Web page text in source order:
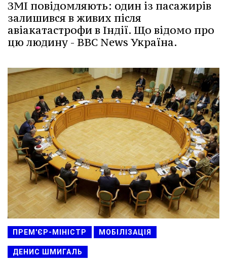
ЗМІ повідомляють: один із пасажирів
залишився в живих після
авіакатастрофи в Індії. Що відомо про
цю людину - BBC News Україна.
ПРЕМ'ЄР-МІНІСТР МОБІЛІЗАЦІЯ
ДЕНИС ШМИГАЛЬ